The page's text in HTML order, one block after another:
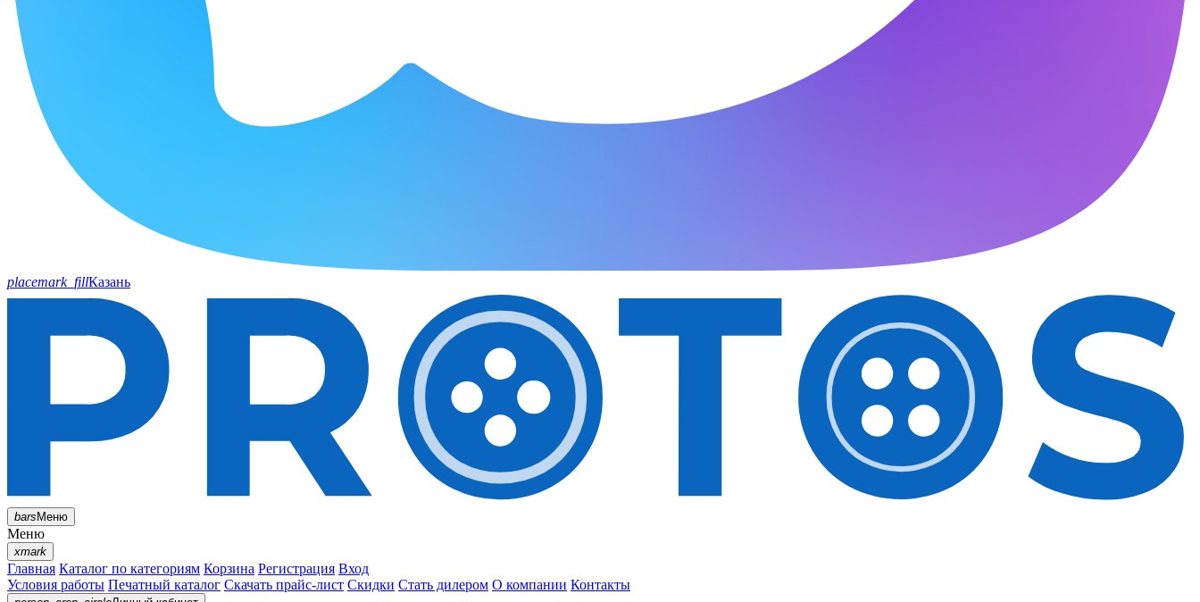
placemark_fillКазань
barsМеню
Меню
xmark
Главная Каталог по категориям Корзина Регистрация Вход
Условия работы Печатный каталог Скачать прайс-лист Скидки Стать дилером О компании Контакты